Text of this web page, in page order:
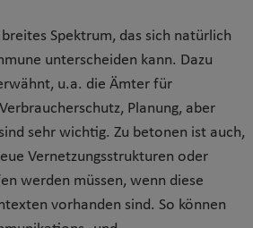
Spektrum, das sich natürlich
unterscheiden kann. Dazu
u.a. die Ämter für
Planung, aber
sehr wichtig. Zu betonen ist auch,
Vernetzungsstrukturen oder
werden müssen, wenn diese
vorhanden sind. So können